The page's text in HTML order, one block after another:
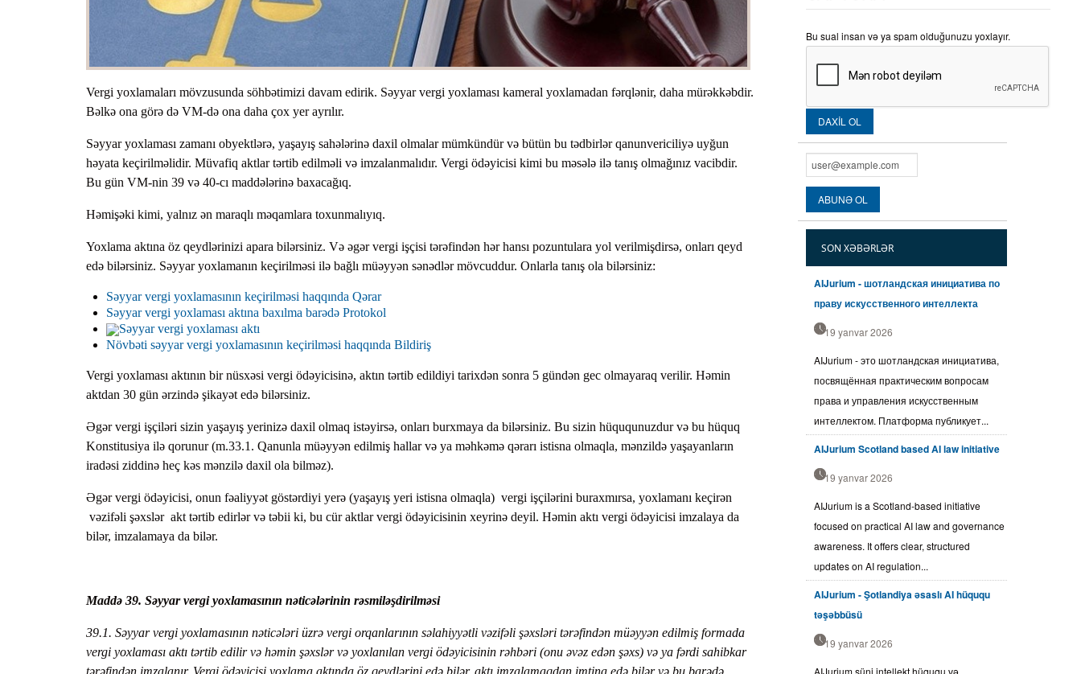
Vergi yoxlamaları mövzusunda söhbətimizi davam edirik. Səyyar vergi yoxlaması kameral yoxlamadan fərqlənir, daha mürəkkəbdir.
Bəlkə ona görə də VM-də ona daha çox yer ayrılır.
Səyyar yoxlaması zamanı obyektlərə, yaşayış sahələrinə daxil olmalar mümkündür və bütün bu tədbirlər qanunvericiliyə uyğun
həyata keçirilməlidir. Müvafiq aktlar tərtib edilməli və imzalanmalıdır. Vergi ödəyicisi kimi bu məsələ ilə tanış olmağınız vacibdir.
Bu gün VM-nin 39 və 40-cı maddələrinə baxacağıq.
Həmişəki kimi, yalnız ən maraqlı məqamlara toxunmalıyıq.
Yoxlama aktına öz qeydlərinizi apara bilərsiniz. Və əgər vergi işçisi tərəfindən hər hansı pozuntulara yol verilmişdirsə, onları qeyd
edə bilərsiniz. Səyyar yoxlamanın keçirilməsi ilə bağlı müəyyən sənədlər mövcuddur. Onlarla tanış ola bilərsiniz:
Səyyar vergi yoxlamasının keçirilməsi haqqında Qərar
Səyyar vergi yoxlaması aktına baxılma barədə Protokol
Səyyar vergi yoxlaması aktı
Növbəti səyyar vergi yoxlamasının keçirilməsi haqqında Bildiriş
Vergi yoxlaması aktının bir nüsxəsi vergi ödəyicisinə, aktın tərtib edildiyi tarixdən sonra 5 gündən gec olmayaraq verilir. Həmin
aktdan 30 gün ərzində şikayət edə bilərsiniz.
Əgər vergi işçiləri sizin yaşayış yerinizə daxil olmaq istəyirsə, onları burxmaya da bilərsiniz. Bu sizin hüququnuzdur və bu hüquq
Konstitusiya ilə qorunur (m.33.1. Qanunla müəyyən edilmiş hallar və ya məhkəmə qərarı istisna olmaqla, mənzildə yaşayanların
iradəsi ziddinə heç kəs mənzilə daxil ola bilməz).
Əgər vergi ödəyicisi, onun fəaliyyət göstərdiyi yerə (yaşayış yeri istisna olmaqla) vergi işçilərini buraxmırsa, yoxlamanı keçirən
vəzifəli şəxslər akt tərtib edirlər və təbii ki, bu cür aktlar vergi ödəyicisinin xeyrinə deyil. Həmin aktı vergi ödəyicisi imzalaya da
bilər, imzalamaya da bilər.
Maddə 39. Səyyar vergi yoxlamasının nəticələrinin rəsmiləşdirilməsi
39.1. Səyyar vergi yoxlamasının nəticələri üzrə vergi orqanlarının səlahiyyətli vəzifəli şəxsləri tərəfindən müəyyən edilmiş formada
vergi yoxlaması aktı tərtib edilir və həmin şəxslər və yoxlanılan vergi ödəyicisinin rəhbəri (onu əvəz edən şəxs) və ya fərdi sahibkar
tərəfindən imzalanır. Vergi ödəyicisi yoxlama aktında öz qeydlərini edə bilər, aktı imzalamaqdan imtina edə bilər və bu barədə
Bu sual insan və ya spam olduğunuzu yoxlayır.
SON XƏBƏRLƏR
AIJurium - шотландская инициатива по
праву искусственного интеллекта
19 yanvar 2026
AIJurium - это шотландская инициатива,
посвящённая практическим вопросам
права и управления искусственным
интеллектом. Платформа публикует...
AIJurium Scotland based AI law initiative
19 yanvar 2026
AIJurium is a Scotland-based initiative
focused on practical AI law and governance
awareness. It offers clear, structured
updates on AI regulation...
AIJurium - Şotlandiya əsaslı AI hüququ
təşəbbüsü
19 yanvar 2026